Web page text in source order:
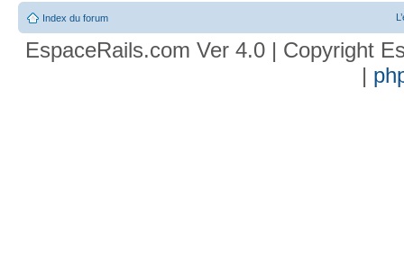
Index du forum
EspaceRails.com Ver 4.0 | Copyright
|